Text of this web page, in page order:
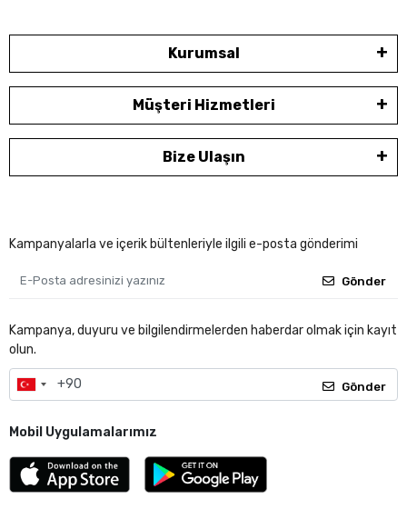
Kurumsal
Müşteri Hizmetleri
Bize Ulaşın
Kampanyalarla ve içerik bültenleriyle ilgili e-posta gönderimi
Gönder
Kampanya, duyuru ve bilgilendirmelerden haberdar olmak için kayıt
olun.
Gönder
Mobil Uygulamalarımız